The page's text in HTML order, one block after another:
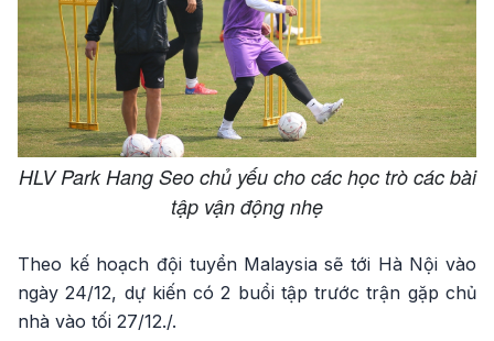
HLV Park Hang Seo chủ yếu cho các học trò các bài
tập vận động nhẹ
Theo kế hoạch đội tuyển Malaysia sẽ tới Hà Nội vào
ngày 24/12, dự kiến có 2 buổi tập trước trận gặp chủ
nhà vào tối 27/12./.